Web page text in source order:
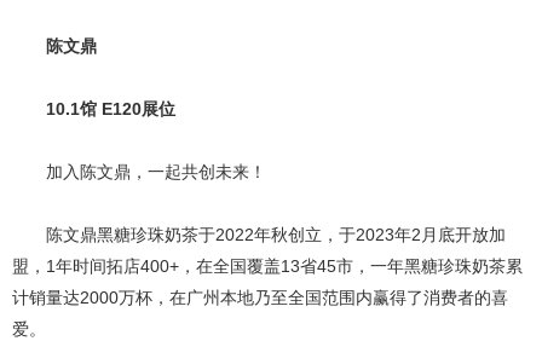
陈文鼎
10.1馆 E120展位
加入陈文鼎，一起共创未来！
陈文鼎黑糖珍珠奶茶于2022年秋创立，于2023年2月底开放加
盟，1年时间拓店400+，在全国覆盖13省45市，一年黑糖珍珠奶茶累
计销量达2000万杯，在广州本地乃至全国范围内赢得了消费者的喜
爱。